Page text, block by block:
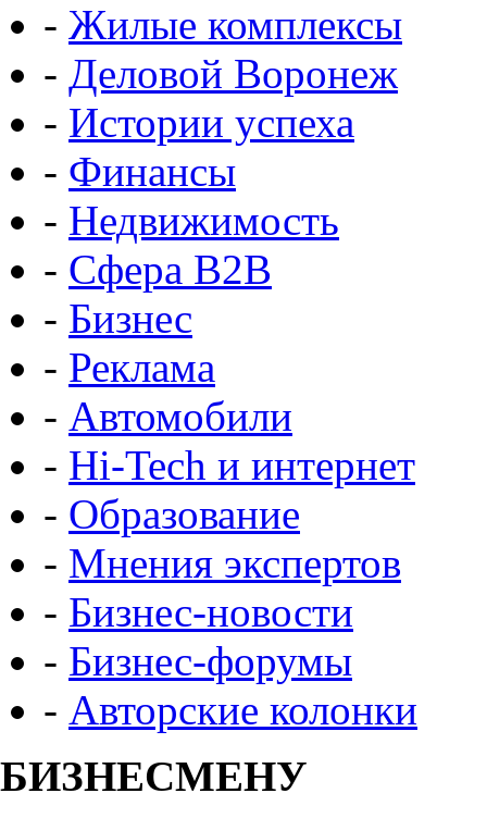
- Жилые комплексы
- Деловой Воронеж
- Истории успеха
- Финансы
- Недвижимость
- Сфера B2B
- Бизнес
- Реклама
- Автомобили
- Hi-Tech и интернет
- Образование
- Мнения экспертов
- Бизнес-новости
- Бизнес-форумы
- Авторские колонки
БИЗНЕСМЕНУ